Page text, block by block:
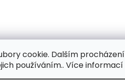
cookie. Dalším
používáním.. Více